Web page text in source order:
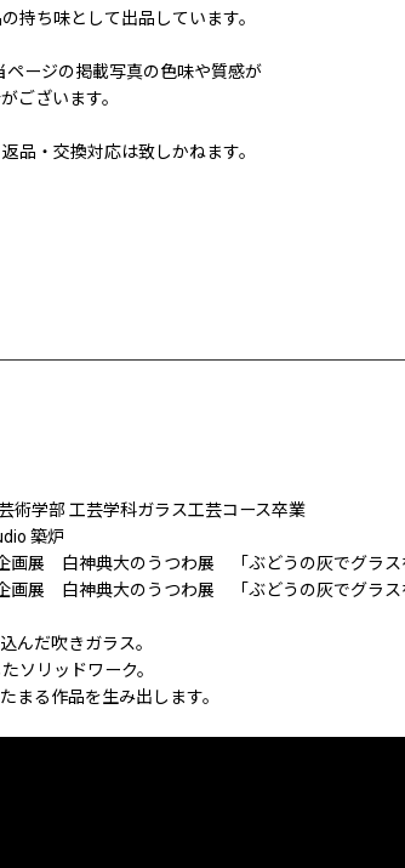
持ち味として出品しています。
ージの掲載写真の色味や質感が
ございます。
品・交換対応は致しかねます。
術学部 工芸学科ガラス工芸コース卒業
築炉
画展 白神典大のうつわ展 「ぶどうの灰でグラス
画展 白神典大のうつわ展 「ぶどうの灰でグラス
んだ吹きガラス。
ソリッドワーク。
まる作品を生み出します。